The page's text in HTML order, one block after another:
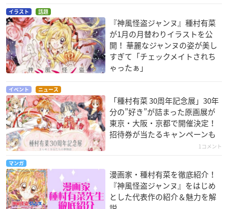
イラスト 話題
『神風怪盗ジャンヌ』種村有菜
が1月の月替わりイラストを公
開！ 華麗なジャンヌの姿が美し
すぎて「チェックメイトされち
ゃったぁ」
イベント ニュース
「種村有菜 30周年記念展」30年
分の”好き”が詰まった原画展が
東京・大阪・京都で開催決定！
招待券が当たるキャンペーンも
1コメント
マンガ
漫画家・種村有菜を徹底紹介！
『神風怪盗ジャンヌ』をはじめ
とした代表作の紹介＆魅力を解